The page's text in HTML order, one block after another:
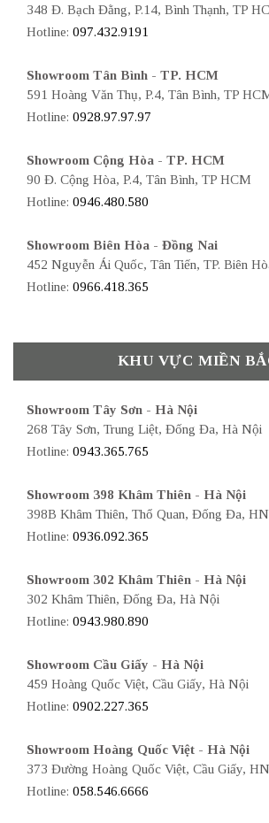
348 Đ. Bạch Đằng, P.14, Bình Thạnh, TP
Hotline: 097.432.9191
Showroom Tân Bình - TP. HCM
591 Hoàng Văn Thụ, P.4, Tân Bình, TP
Hotline: 0928.97.97.97
Showroom Cộng Hòa - TP. HCM
90 Đ. Cộng Hòa, P.4, Tân Bình, TP HCM
Hotline: 0946.480.580
Showroom Biên Hòa - Đồng Nai
452 Nguyễn Ái Quốc, Tân Tiến, TP. Biên
Hotline: 0966.418.365
KHU VỰC MIỀN
Showroom Tây Sơn - Hà Nội
268 Tây Sơn, Trung Liệt, Đống Đa, Hà Nội
Hotline: 0943.365.765
Showroom 398 Khâm Thiên - Hà Nội
398B Khâm Thiên, Thổ Quan, Đống Đa, HN
Hotline: 0936.092.365
Showroom 302 Khâm Thiên - Hà Nội
302 Khâm Thiên, Đống Đa, Hà Nội
Hotline: 0943.980.890
Showroom Cầu Giấy - Hà Nội
459 Hoàng Quốc Việt, Cầu Giấy, Hà Nội
Hotline: 0902.227.365
Showroom Hoàng Quốc Việt - Hà Nội
373 Đường Hoàng Quốc Việt, Cầu Giấy, HN
Hotline: 058.546.6666